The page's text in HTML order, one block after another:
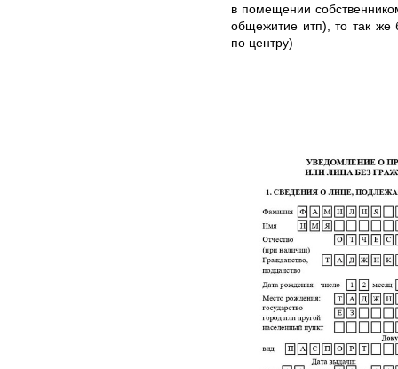
в помещении
общежитие итп), то так же
по центру)